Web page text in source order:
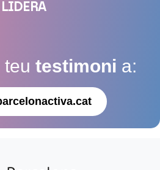
LIDERA
teu testimoni a: